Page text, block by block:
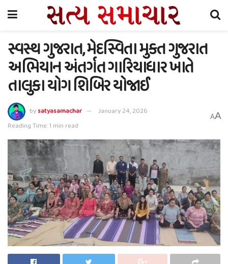
સ્વસ્થ ગુજરાત, મેદસ્વિતા મુકત ગુજરાત
અભિયાન અંતર્ગત ગારિયાધાર ખાતે
તાલુકા યોગ શિબિર યોજાઈ
bysatyasamachar
January 24, 2026
Reading Time: 1 min read
AA